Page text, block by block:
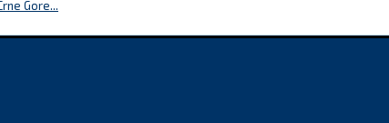
Gore...